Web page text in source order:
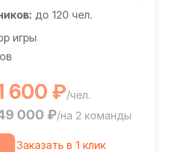
до 120 чел.
игры
600 ₽/чел.
000 ₽/на 2 команды
Заказать в 1 клик